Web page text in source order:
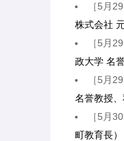
［5月29
株式会社
［5月29
政大学 名
［5月
名誉教授、
［5月
町教育長）